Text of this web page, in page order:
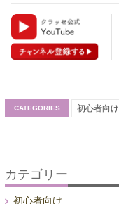
CATEGORIES 初心者向け
カテゴリー
初心者向け